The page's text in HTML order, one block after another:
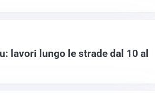
lavori lungo le strade dal 10 al